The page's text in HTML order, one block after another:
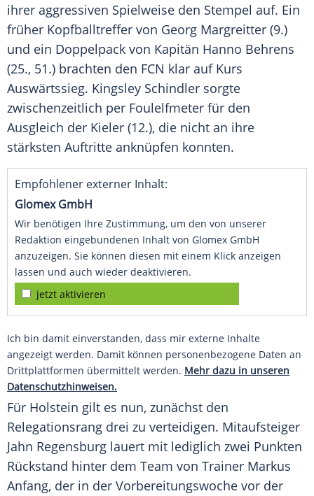
ihrer aggressiven Spielweise den Stempel auf. Ein
früher Kopfballtreffer von Georg Margreitter (9.)
und ein Doppelpack von Kapitän Hanno Behrens
(25., 51.) brachten den FCN klar auf Kurs
Auswärtssieg. Kingsley Schindler sorgte
zwischenzeitlich per Foulelfmeter für den
Ausgleich der Kieler (12.), die nicht an ihre
stärksten Auftritte anknüpfen konnten.
Empfohlener externer Inhalt:
Glomex GmbH
Wir benötigen Ihre Zustimmung, um den von unserer
Redaktion eingebundenen Inhalt von Glomex GmbH
anzuzeigen. Sie können diesen mit einem Klick anzeigen
lassen und auch wieder deaktivieren.
jetzt aktivieren
Ich bin damit einverstanden, dass mir externe Inhalte
angezeigt werden. Damit können personenbezogene Daten an
Drittplattformen übermittelt werden. Mehr dazu in unseren
Datenschutzhinweisen.
Für Holstein gilt es nun, zunächst den
Relegationsrang drei zu verteidigen. Mitaufsteiger
Jahn Regensburg lauert mit lediglich zwei Punkten
Rückstand hinter dem Team von Trainer Markus
Anfang, der in der Vorbereitungswoche vor der